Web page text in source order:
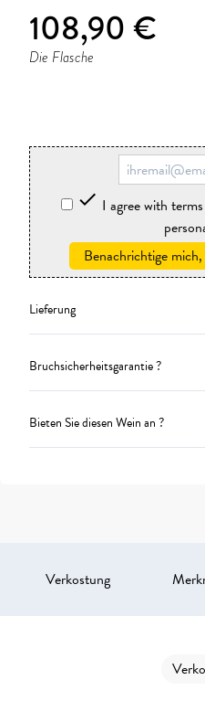
108,90 €
Die Flasche
 I agree with
Benachrichtige
Lieferung
Bruchsicherheitsgarantie ?
Bieten Sie diesen Wein an ?
Verkostung